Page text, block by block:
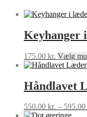
Keyhanger
175.00 kr. Vælg
Håndlavet
550.00 kr. – 595.00